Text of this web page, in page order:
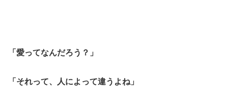
「愛ってなんだろう？」
「それって、人によって違うよね」